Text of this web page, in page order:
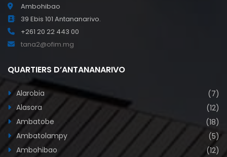
Ambohibao
39 Ebis 101 Antananarivo.
+261 20 22 443 00
tana2@ofim.mg
QUARTIERS D’ANTANANARIVO
Alarobia
(7)
Alasora
(12)
Ambatobe
(18)
Ambatolampy
(5)
Ambohibao
(12)